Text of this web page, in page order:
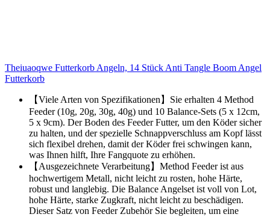
Theiuaoqwe Futterkorb Angeln, 14 Stück Anti Tangle Boom Angel
Futterkorb
【Viele Arten von Spezifikationen】Sie erhalten 4 Method
Feeder (10g, 20g, 30g, 40g) und 10 Balance-Sets (5 x 12cm,
5 x 9cm). Der Boden des Feeder Futter, um den Köder sicher
zu halten, und der spezielle Schnappverschluss am Kopf lässt
sich flexibel drehen, damit der Köder frei schwingen kann,
was Ihnen hilft, Ihre Fangquote zu erhöhen.
【Ausgezeichnete Verarbeitung】Method Feeder ist aus
hochwertigem Metall, nicht leicht zu rosten, hohe Härte,
robust und langlebig. Die Balance Angelset ist voll von Lot,
hohe Härte, starke Zugkraft, nicht leicht zu beschädigen.
Dieser Satz von Feeder Zubehör Sie begleiten, um eine